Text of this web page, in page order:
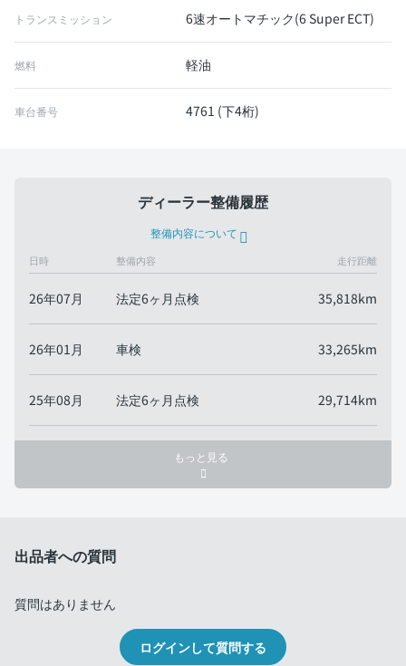
トランスミッション 6速オートマチック(6 Super ECT)
燃料 軽油
車台番号 4761 (下4桁)
ディーラー整備履歴
整備内容について
日時 整備内容 走行距離
26年07月 法定6ヶ月点検 35,818km
26年01月 車検 33,265km
25年08月 法定6ヶ月点検 29,714km
もっと見る
出品者への質問
質問はありません
ログインして質問する